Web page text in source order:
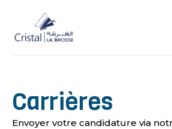
Carrières
Envoyer votre candidature via